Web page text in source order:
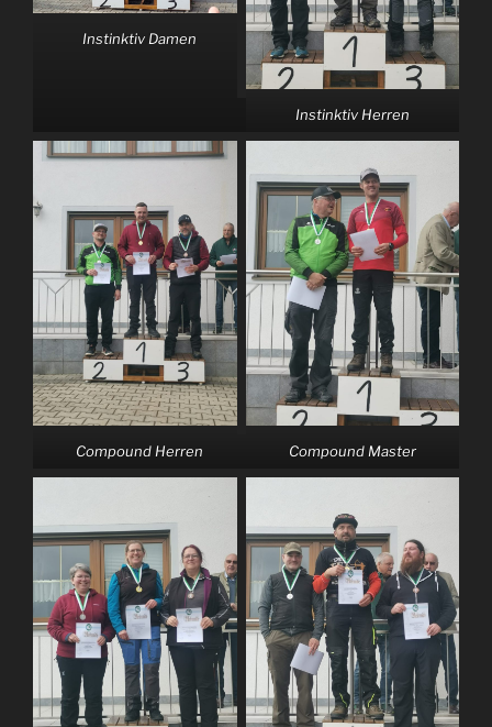
Instinktiv Damen
Instinktiv Herren
Compound Herren Compound Master